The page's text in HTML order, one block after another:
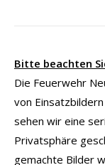
Bitte beachten
Die Feuerwehr
von
sehen wir eine
Privatsphäre
gemachte Bilder